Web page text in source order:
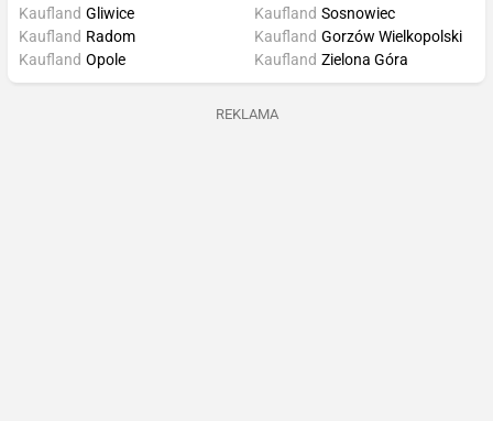
Kaufland Gliwice
Kaufland Radom
Kaufland Opole
Kaufland Sosnowiec
Kaufland Gorzów Wielkopolski
Kaufland Zielona Góra
REKLAMA